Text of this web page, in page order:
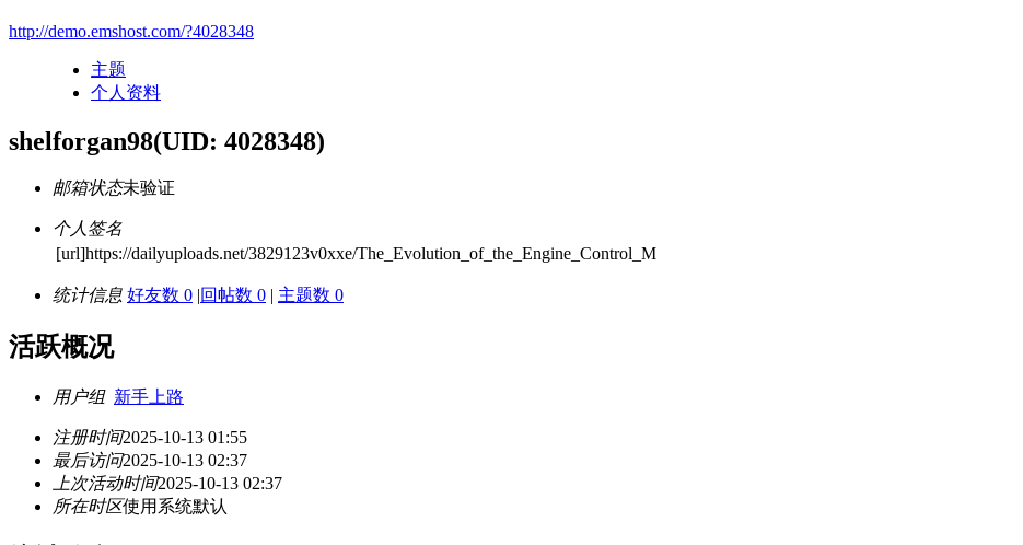
http://demo.emshost.com/?4028348
主题
个人资料
shelforgan98(UID: 4028348)
邮箱状态未验证
个人签名
[url]https://dailyuploads.net/3829123v0xxe/The_Evolution_of_the_Engine_Control_M
统计信息 好友数 0 |回帖数 0 | 主题数 0
活跃概况
用户组 新手上路
注册时间2025-10-13 01:55
最后访问2025-10-13 02:37
上次活动时间2025-10-13 02:37
所在时区使用系统默认